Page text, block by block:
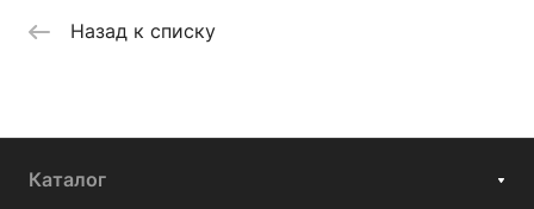
Назад к списку
Каталог